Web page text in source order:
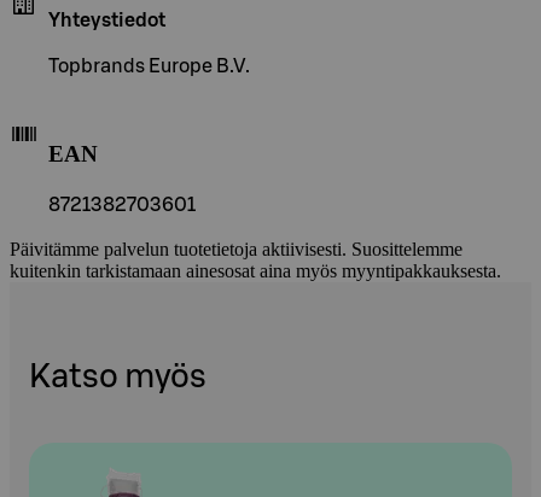
Yhteystiedot
Topbrands Europe B.V.
EAN
8721382703601
Päivitämme palvelun tuotetietoja aktiivisesti. Suosittelemme
kuitenkin tarkistamaan ainesosat aina myös myyntipakkauksesta.
Katso myös